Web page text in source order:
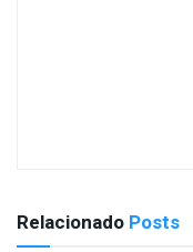
Relacionado Posts